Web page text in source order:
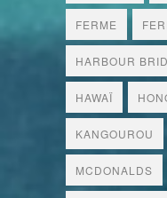
FERME
HARBOUR
HAWAÏ
KANGOUROU
MCDONALDS